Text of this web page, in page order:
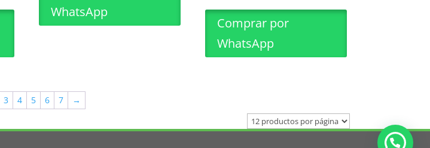
WhatsApp
Comprar por
WhatsApp
3 4 5 6 7 →